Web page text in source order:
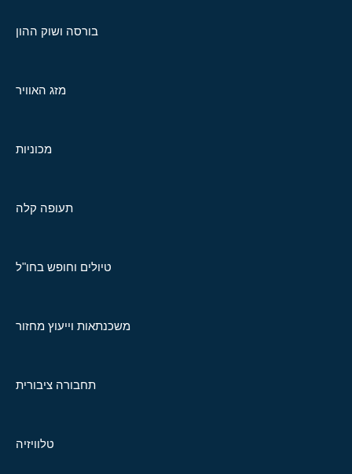
בורסה ושוק ההון
מזג האוויר
מכוניות
תעופה קלה
טיולים וחופש בחו"ל
משכנתאות וייעוץ מחזור
תחבורה ציבורית
טלוויזיה